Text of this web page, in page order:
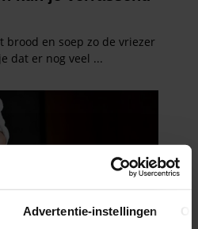
Advertentie-instellingen